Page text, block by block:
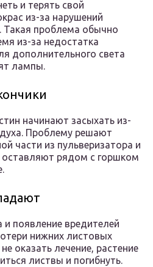
и терять свой
из-за нарушений
Такая проблема обычно
из-за недостатка
дополнительного света
лампы.
начинают засыхать из-
Проблему решают
части из пульверизатора и
рядом с горшком
и появление вредителей
нижних листовых
оказать лечение, растение
листвы и погибнуть.